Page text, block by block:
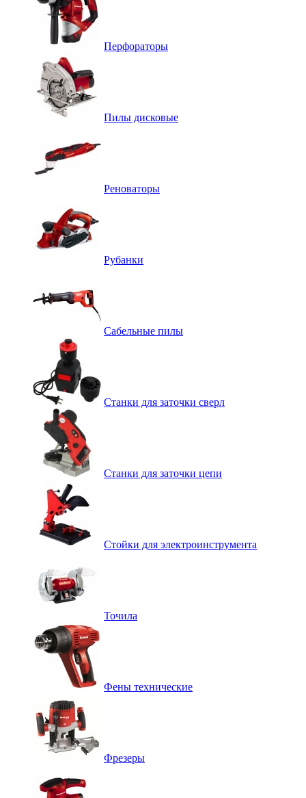
Перфораторы
Пилы дисковые
Реноваторы
Рубанки
Сабельные пилы
Станки для заточки сверл
Станки для заточки цепи
Стойки для электроинструмента
Точила
Фены технические
Фрезеры